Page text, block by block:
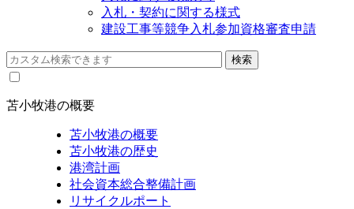
入札・契約に関する様式
建設工事等競争入札参加資格審査申請
苫小牧港の概要
苫小牧港の概要
苫小牧港の歴史
港湾計画
社会資本総合整備計画
リサイクルポート